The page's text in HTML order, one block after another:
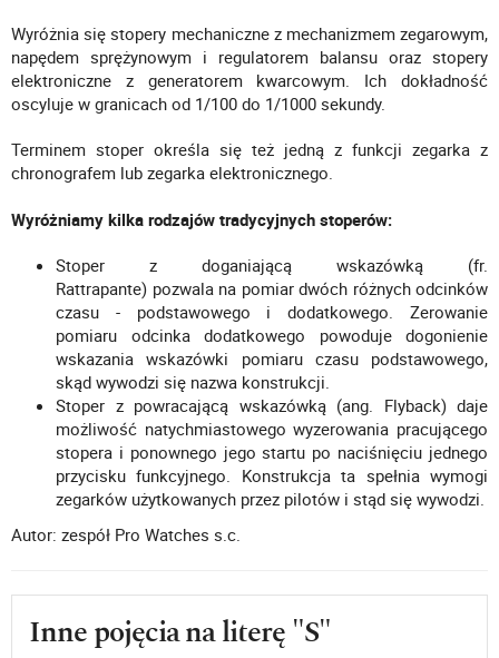
Wyróżnia się stopery mechaniczne z mechanizmem zegarowym,
napędem sprężynowym i regulatorem balansu oraz stopery
elektroniczne z generatorem kwarcowym. Ich dokładność
oscyluje w granicach od 1/100 do 1/1000 sekundy.
Terminem stoper określa się też jedną z funkcji zegarka z
chronografem lub zegarka elektronicznego.
Wyróżniamy kilka rodzajów tradycyjnych stoperów:
Stoper z doganiającą wskazówką (fr.
Rattrapante) pozwala na pomiar dwóch różnych odcinków
czasu - podstawowego i dodatkowego. Zerowanie
pomiaru odcinka dodatkowego powoduje dogonienie
wskazania wskazówki pomiaru czasu podstawowego,
skąd wywodzi się nazwa konstrukcji.
Stoper z powracającą wskazówką (ang. Flyback) daje
możliwość natychmiastowego wyzerowania pracującego
stopera i ponownego jego startu po naciśnięciu jednego
przycisku funkcyjnego. Konstrukcja ta spełnia wymogi
zegarków użytkowanych przez pilotów i stąd się wywodzi.
Autor: zespół Pro Watches s.c.
Inne pojęcia na literę "S"